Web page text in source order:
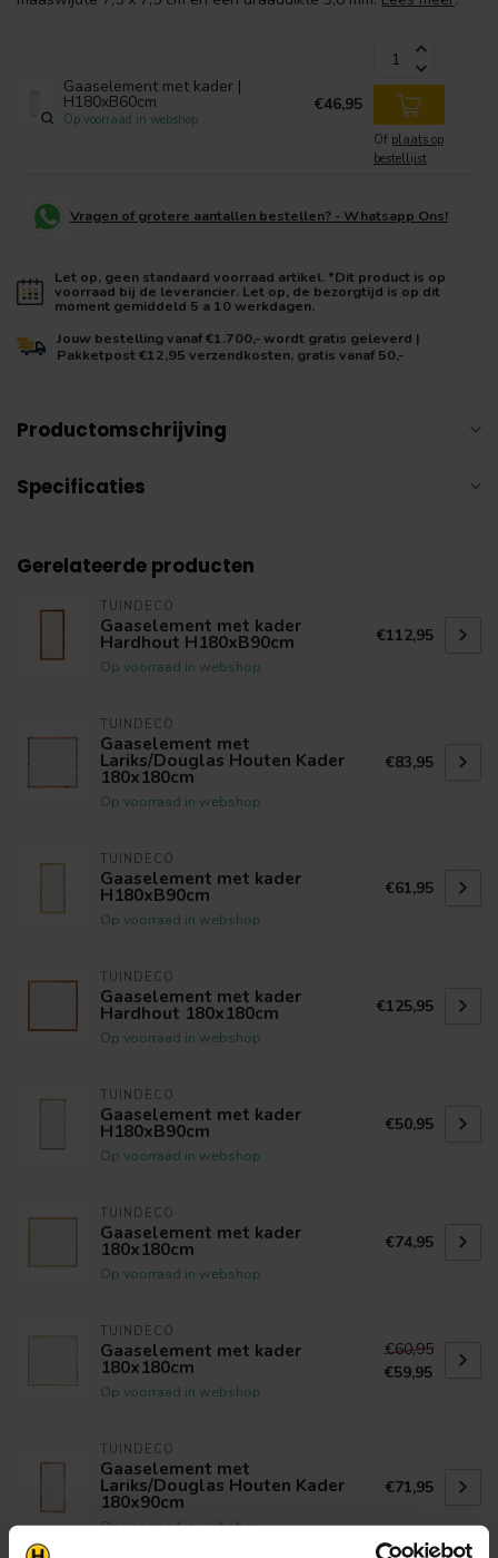
Gaaselement met kader |
H180xB60cm
Op voorraad in webshop
€46,95
Of plaats op
bestellijst
Vragen of grotere aantallen bestellen? - Whatsapp Ons!
Let op, geen standaard voorraad artikel. *Dit product is op
voorraad bij de leverancier. Let op, de bezorgtijd is op dit
moment gemiddeld 5 a 10 werkdagen.
Jouw bestelling vanaf €1.700,- wordt gratis geleverd |
Pakketpost €12,95 verzendkosten, gratis vanaf 50,-
Productomschrijving
Specificaties
Gerelateerde producten
TUINDECO
Gaaselement met kader
Hardhout H180xB90cm
Op voorraad in webshop
€112,95
TUINDECO
Gaaselement met
Lariks/Douglas Houten Kader
180x180cm
Op voorraad in webshop
€83,95
TUINDECO
Gaaselement met kader
H180xB90cm
Op voorraad in webshop
€61,95
TUINDECO
Gaaselement met kader
Hardhout 180x180cm
Op voorraad in webshop
€125,95
TUINDECO
Gaaselement met kader
H180xB90cm
Op voorraad in webshop
€50,95
TUINDECO
Gaaselement met kader
180x180cm
Op voorraad in webshop
€74,95
TUINDECO
Gaaselement met kader
180x180cm
Op voorraad in webshop
€60,95
€59,95
TUINDECO
Gaaselement met
Lariks/Douglas Houten Kader
180x90cm
Op voorraad in webshop
€71,95